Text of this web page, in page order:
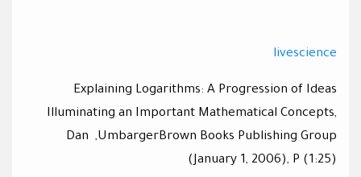
livescience
Explaining Logarithms: A Progression of Ideas
Illuminating an Important Mathematical Concepts,
Dan ,UmbargerBrown Books Publishing Group
(January 1, 2006), P (1:25)